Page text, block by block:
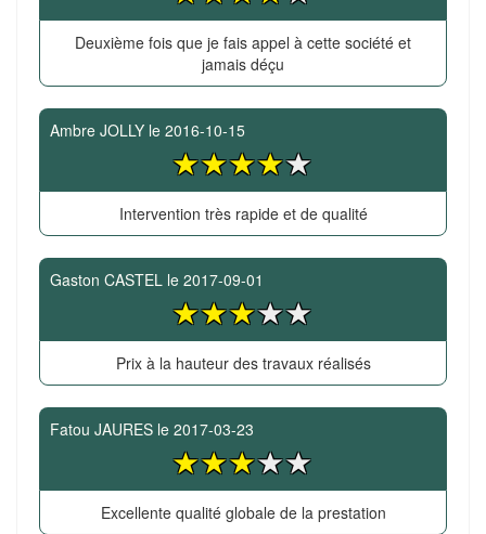
Deuxième fois que je fais appel à cette société et
jamais déçu
Ambre JOLLY le 2016-10-15
Intervention très rapide et de qualité
Gaston CASTEL le 2017-09-01
Prix à la hauteur des travaux réalisés
Fatou JAURES le 2017-03-23
Excellente qualité globale de la prestation